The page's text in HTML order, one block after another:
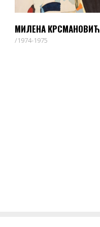
МИЛЕНА КРСМАНОВИЋ
1974-1975